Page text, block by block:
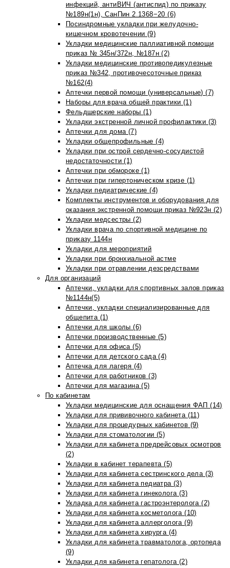
инфекций, антиВИЧ (антиспид) по приказу
№189н(1н), СанПин 2.1368−20 (6)
Посиндромные укладки при желудочно-
кишечном кровотечении (9)
Укладки медицинские паллиативной помощи
приказ № 345н/372н, №187н (2)
Укладки медицинские противопедикулезные
приказ №342, противочесоточные приказ
№162(4)
Аптечки первой помощи (универсальные) (7)
Наборы для врача общей практики (1)
Фельдшерские наборы (1)
Укладки экстренной личной профилактики (3)
Аптечки для дома (7)
Укладки общепрофильные (4)
Укладки при острой сердечно-сосудистой
недостаточности (1)
Аптечки при обмороке (1)
Аптечки при гипертоническом кризе (1)
Укладки педиатрические (4)
Комплекты инструментов и оборудования для
оказания экстренной помощи приказ №923н (2)
Укладки медсестры (2)
Укладки врача по спортивной медицине по
приказу 1144н
Укладки для мероприятий
Укладки при бронхиальной астме
Укладки при отравлении дезсредствами
Для организаций
Аптечки, укладки для спортивных залов приказ
№1144н(5)
Аптечки, укладки специализированные для
общепита (1)
Аптечки для школы (6)
Аптечки производственные (5)
Аптечки для офиса (5)
Аптечки для детского сада (4)
Аптечка для лагеря (4)
Аптечки для работников (3)
Аптечки для магазина (5)
По кабинетам
Укладки медицинские для оснащения ФАП (14)
Укладки для прививочного кабинета (11)
Укладки для процедурных кабинетов (9)
Укладки для стоматологии (5)
Укладки для кабинета предрейсовых осмотров
(2)
Укладки в кабинет терапевта (5)
Укладки для кабинета сестринского дела (3)
Укладки для кабинета педиатра (3)
Укладки для кабинета гинеколога (3)
Укладка для кабинета гастроэнтеролога (2)
Укладки для кабинета косметолога (10)
Укладки для кабинета аллерголога (9)
Укладки для кабинета хирурга (4)
Укладки для кабинета травматолога, ортопеда
(9)
Укладки для кабинета гепатолога (2)